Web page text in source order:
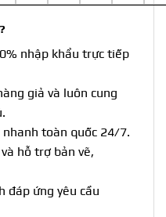
?
nhập khẩu trực tiếp
giả và luôn cung
toàn quốc 24/7.
hỗ trợ bản vẽ,
đáp ứng yêu cầu